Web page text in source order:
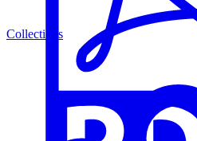
Collections